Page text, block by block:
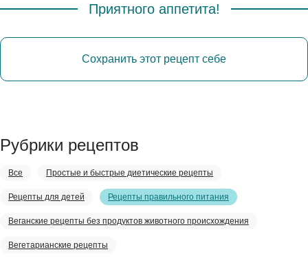
Приятного аппетита!
Сохранить этот рецепт себе
Рубрики рецептов
Все Простые и быстрые диетические рецепты
Рецепты для детей Рецепты правильного питания
Веганские рецепты без продуктов животного происхождения
Вегетарианские рецепты